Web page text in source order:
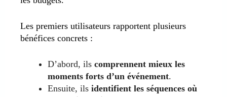
Les premiers utilisateurs rapportent plusieurs
bénéfices concrets :
D’abord, ils comprennent mieux les
moments forts d’un événement.
Ensuite, ils identifient les séquences où